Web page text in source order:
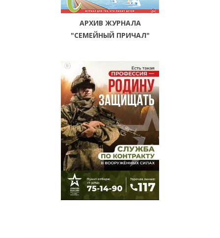
АРХИВ ЖУРНАЛА
"СЕМЕЙНЫЙ ПРИЧАЛ"